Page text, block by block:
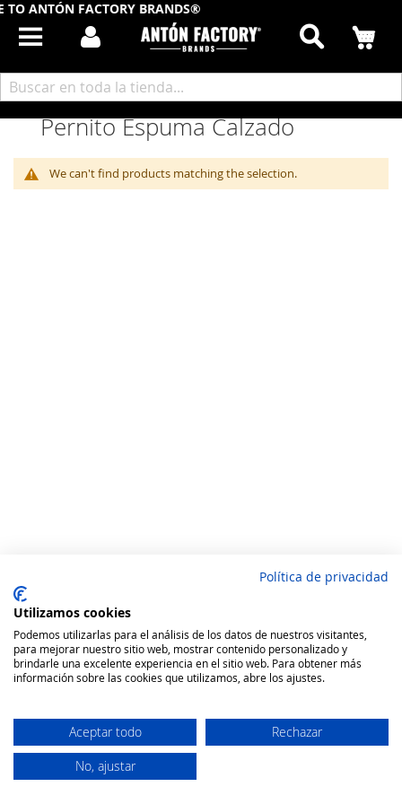
TO ANTÓN FACTORY BRANDS®
Buscar
Inicio Artículos Calzado
Pernitos Calzado
Pernito Espuma Calzado
Pernito Espuma Calzado
We can't find products matching the selection.
Política de privacidad
Utilizamos cookies
Podemos utilizarlas para el análisis de los datos de nuestros visitantes,
para mejorar nuestro sitio web, mostrar contenido personalizado y
brindarle una excelente experiencia en el sitio web. Para obtener más
información sobre las cookies que utilizamos, abre los ajustes.
Aceptar todo Rechazar
No, ajustar